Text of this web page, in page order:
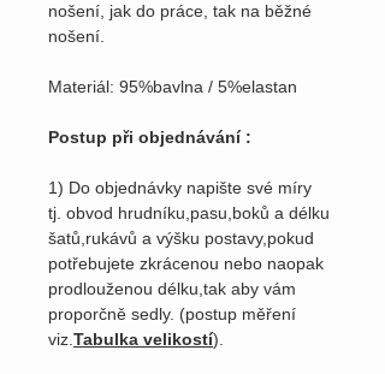
nošení, jak do práce, tak na běžné
nošení.
Materiál: 95%bavlna / 5%elastan
Postup při objednávání :
1) Do objednávky napište své míry
tj. obvod hrudníku,pasu,boků a délku
šatů,rukávů a výšku postavy,pokud
potřebujete zkrácenou nebo naopak
prodlouženou délku,tak aby vám
proporčně sedly. (postup měření
viz.Tabulka velikostí).